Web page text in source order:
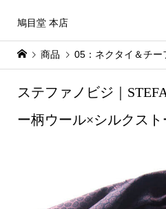
鳩目堂 本店
商品 05：ネクタイ＆チー
ステファノビジ｜
ー柄ウール×シルクス